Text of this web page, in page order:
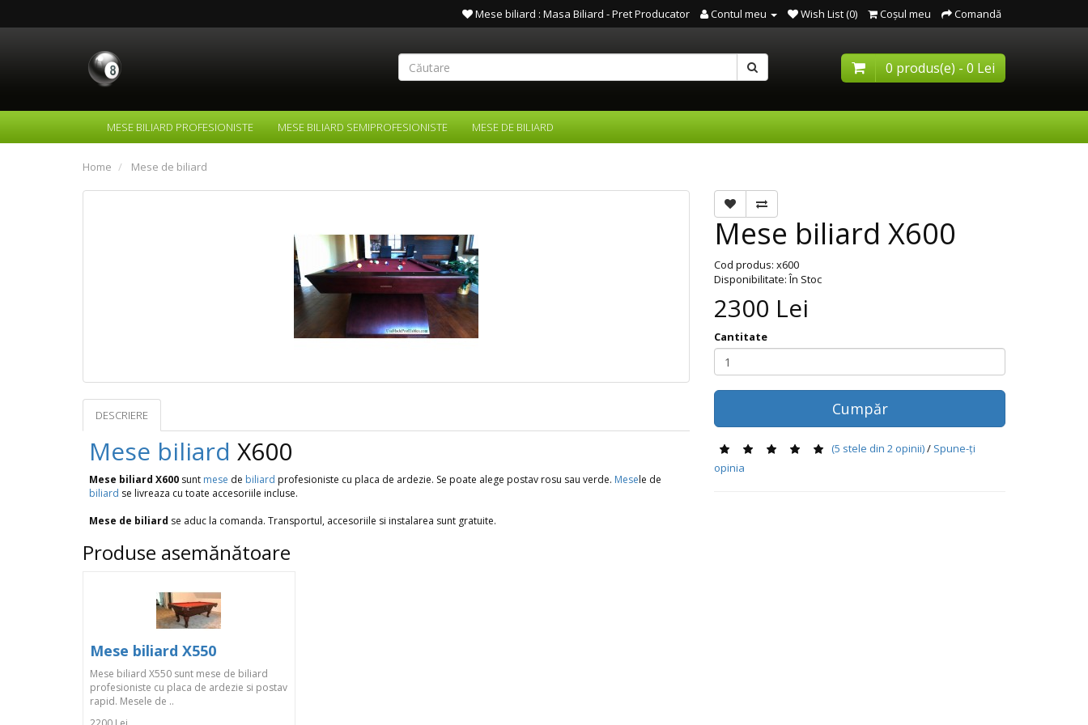
Mese biliard : Masa Biliard - Pret Producator Contul meu Wish List (0) Coşul meu Comandă
0 produs(e) - 0 Lei
MESE BILIARD PROFESIONISTE MESE BILIARD SEMIPROFESIONISTE MESE DE BILIARD
Home Mese de biliard
DESCRIERE
Mese biliard X600
Mese biliard X600 sunt mese de biliard profesioniste cu placa de ardezie. Se poate alege postav rosu sau verde. Mesele de
biliard se livreaza cu toate accesoriile incluse.
Mese de biliard se aduc la comanda. Transportul, accesoriile si instalarea sunt gratuite.
Mese biliard X600
Cod produs: x600
Disponibilitate: În Stoc
2300 Lei
Cantitate
Cumpăr
(5 stele din 2 opinii)/ Spune-ţi
opinia
Produse asemănătoare
Mese biliard X550
Mese biliard X550 sunt mese de biliard
profesioniste cu placa de ardezie si postav
rapid. Mesele de ..